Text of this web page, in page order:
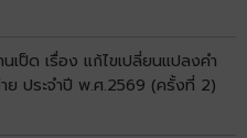
นเป็ด เรื่อง แก้ไขเปลี่ยนแปลงคำ
ย ประจำปี พ.ศ.2569 (ครั้งที่ 2)